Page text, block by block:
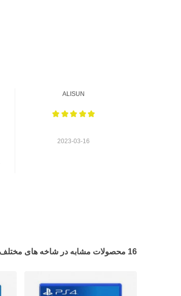
ALISUN
2023-03-16
16 محصولات مشابه در شاخه های مختلف: